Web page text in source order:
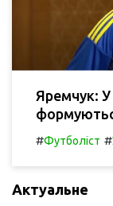
Яремчук: У
#Футболіст #
Актуальне